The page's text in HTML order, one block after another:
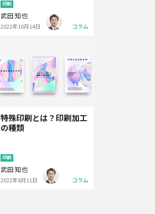
印刷
武田 知也
2022年10月14日 コラム
特殊印刷とは？印刷加工
の種類
印刷
武田 知也
2022年8月11日 コラム